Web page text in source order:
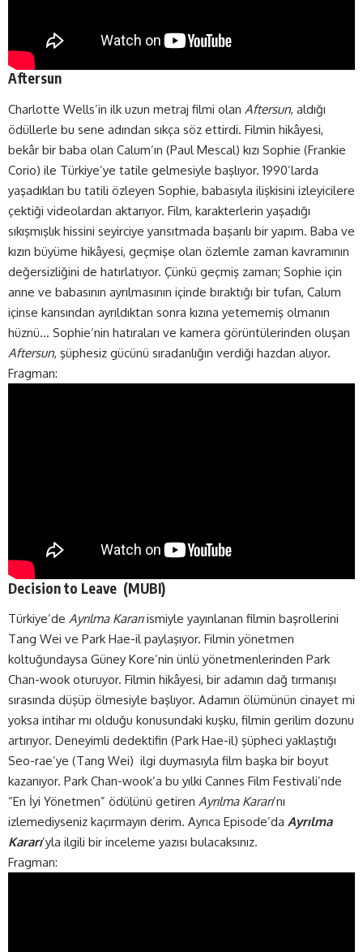
Aftersun
Charlotte Wells’in ilk uzun metraj filmi olan Aftersun, aldığı
ödüllerle bu sene adından sıkça söz ettirdi. Filmin hikâyesi,
bekâr bir baba olan Calum’ın (Paul Mescal) kızı Sophie (Frankie
Corio) ile Türkiye’ye tatile gelmesiyle başlıyor. 1990’larda
yaşadıkları bu tatili özleyen Sophie, babasıyla ilişkisini izleyicilere
çektiği videolardan aktarıyor. Film, karakterlerin yaşadığı
sıkışmışlık hissini seyirciye yansıtmada başarılı bir yapım. Baba ve
kızın büyüme hikâyesi, geçmişe olan özlemle zaman kavramının
değersizliğini de hatırlatıyor. Çünkü geçmiş zaman; Sophie için
anne ve babasının ayrılmasının içinde bıraktığı bir tufan, Calum
içinse karısından ayrıldıktan sonra kızına yetememiş olmanın
hüznü… Sophie’nin hatıraları ve kamera görüntülerinden oluşan
Aftersun, şüphesiz gücünü sıradanlığın verdiği hazdan alıyor.
Fragman:
Decision to Leave (MUBI)
Türkiye’de Ayrılma Kararıismiyle yayınlanan filmin başrollerini
Tang Wei ve Park Hae-il paylaşıyor. Filmin yönetmen
koltuğundaysa Güney Kore’nin ünlü yönetmenlerinden Park
Chan-wook oturuyor. Filmin hikâyesi, bir adamın dağ tırmanışı
sırasında düşüp ölmesiyle başlıyor. Adamın ölümünün cinayet mi
yoksa intihar mı olduğu konusundaki kuşku, filmin gerilim dozunu
artırıyor. Deneyimli dedektifin (Park Hae-il) şüpheci yaklaştığı
Seo-rae’ye (Tang Wei) ilgi duymasıyla film başka bir boyut
kazanıyor. Park Chan-wook’a bu yılki Cannes Film Festivali’nde
“En İyi Yönetmen” ödülünü getiren Ayrılma Kararı’nı
izlemediyseniz kaçırmayın derim. Ayrıca Episode’da Ayrılma
Kararı’yla ilgili bir inceleme yazısı bulacaksınız.
Fragman: